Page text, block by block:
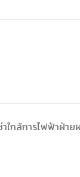
กล้การไฟฟ้าฝ่า